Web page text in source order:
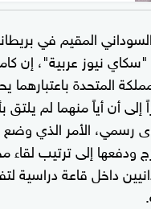
المقيم في
نيوز عربية"، إن
المتحدة
إلى أن أياً منهما لم
الأمر الذي وضع
إلى ترتيب لقاء
داخل قاعة دراسية